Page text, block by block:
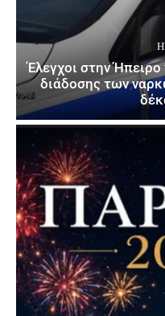
Έλεγχοι στην
διάδοσης των